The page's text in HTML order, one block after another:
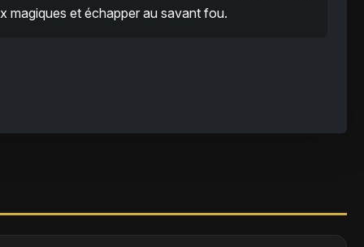
magiques et échapper au savant fou.